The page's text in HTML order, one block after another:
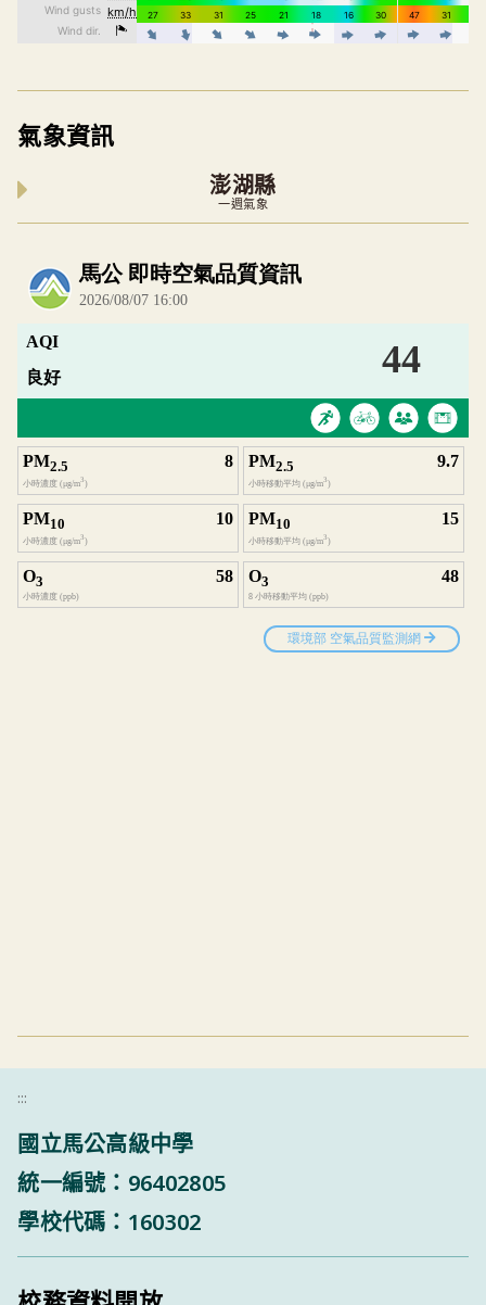
氣象資訊
澎湖縣
一週氣象
內嵌空氣品質小工具為視覺預覽，完整即時空
:::
國立馬公高級中學
統一編號：96402805
學校代碼：160302